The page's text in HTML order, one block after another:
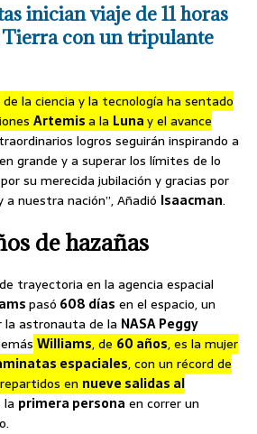
inician viaje de 11 horas
Tierra con un tripulante
la ciencia y la tecnología ha sentado
Artemisa la Lunay el avance
logros seguirán inspirando a
grande y a superar los límites de lo
su merecida jubilación y gracias por
a nuestra nación”, Añadió Isaacman.
de hazañas
de trayectoria en la agencia espacial
pasó 608 días en el espacio, un
la astronauta de la NASA Peggy
Williams, de 60 años, es la mujer
espaciales, con un récord de
en nueve salidas al
la primera persona en correr un